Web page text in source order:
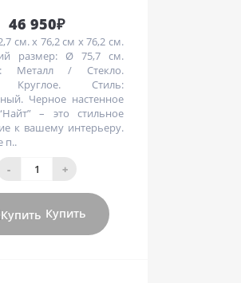
46 950₽
см. х 76,2 см х 76,2 см.
размер: Ø 75,7 см.
Металл / Стекло.
Круглое. Стиль:
Черное настенное
– это стильное
к вашему интерьеру.
п..
-
+
Купить